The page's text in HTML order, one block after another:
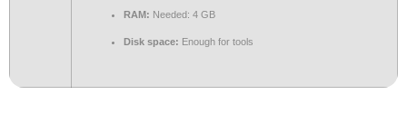
RAM: Needed: 4 GB
Disk space: Enough for tools